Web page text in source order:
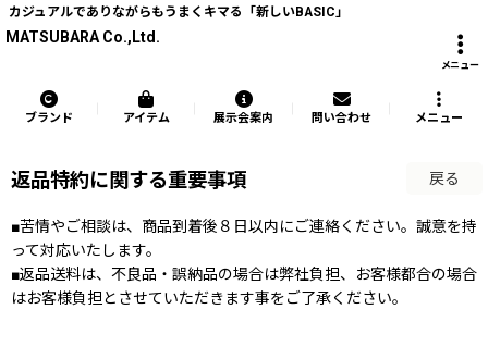
カジュアルでありながらもうまくキマる「新しいBASIC」
MATSUBARA Co.,Ltd.
メニュー
ブランド アイテム 展示会案内 問い合わせ メニュー
返品特約に関する重要事項 戻る
■苦情やご相談は、商品到着後８日以内にご連絡ください。誠意を持
って対応いたします。
■返品送料は、不良品・誤納品の場合は弊社負担、お客様都合の場合
はお客様負担とさせていただきます事をご了承ください。